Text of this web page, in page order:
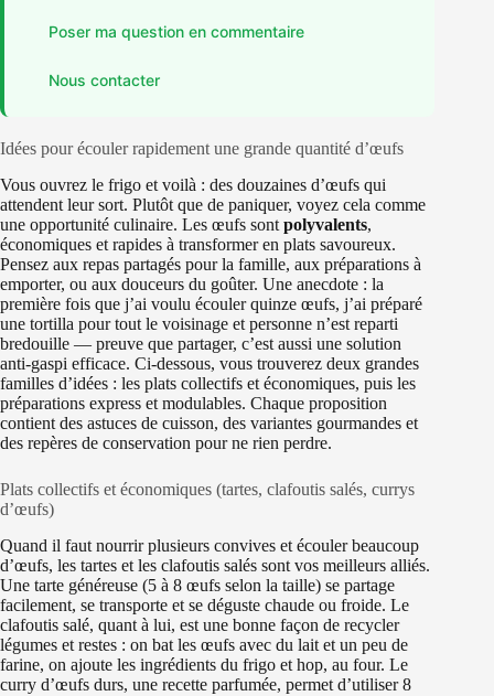
Poser ma question en commentaire
Nous contacter
Idées pour écouler rapidement une grande quantité d’œufs
Vous ouvrez le frigo et voilà : des douzaines d’œufs qui
attendent leur sort. Plutôt que de paniquer, voyez cela comme
une opportunité culinaire. Les œufs sont polyvalents,
économiques et rapides à transformer en plats savoureux.
Pensez aux repas partagés pour la famille, aux préparations à
emporter, ou aux douceurs du goûter. Une anecdote : la
première fois que j’ai voulu écouler quinze œufs, j’ai préparé
une tortilla pour tout le voisinage et personne n’est reparti
bredouille — preuve que partager, c’est aussi une solution
anti-gaspi efficace. Ci‑dessous, vous trouverez deux grandes
familles d’idées : les plats collectifs et économiques, puis les
préparations express et modulables. Chaque proposition
contient des astuces de cuisson, des variantes gourmandes et
des repères de conservation pour ne rien perdre.
Plats collectifs et économiques (tartes, clafoutis salés, currys
d’œufs)
Quand il faut nourrir plusieurs convives et écouler beaucoup
d’œufs, les tartes et les clafoutis salés sont vos meilleurs alliés.
Une tarte généreuse (5 à 8 œufs selon la taille) se partage
facilement, se transporte et se déguste chaude ou froide. Le
clafoutis salé, quant à lui, est une bonne façon de recycler
légumes et restes : on bat les œufs avec du lait et un peu de
farine, on ajoute les ingrédients du frigo et hop, au four. Le
curry d’œufs durs, une recette parfumée, permet d’utiliser 8